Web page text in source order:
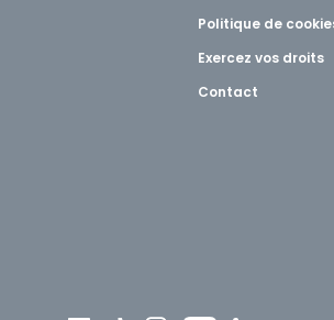
Politique de
Exercez vos droits
Contact